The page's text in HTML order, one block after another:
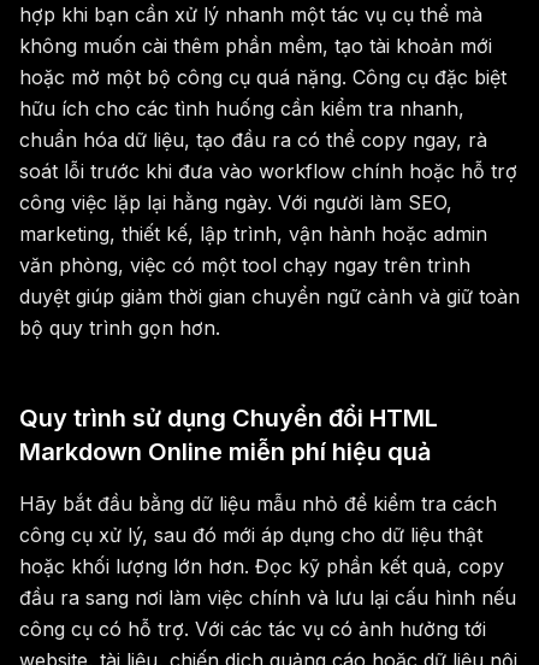
hợp khi bạn cần xử lý nhanh một tác vụ cụ thể mà
không muốn cài thêm phần mềm, tạo tài khoản mới
hoặc mở một bộ công cụ quá nặng. Công cụ đặc biệt
hữu ích cho các tình huống cần kiểm tra nhanh,
chuẩn hóa dữ liệu, tạo đầu ra có thể copy ngay, rà
soát lỗi trước khi đưa vào workflow chính hoặc hỗ trợ
công việc lặp lại hằng ngày. Với người làm SEO,
marketing, thiết kế, lập trình, vận hành hoặc admin
văn phòng, việc có một tool chạy ngay trên trình
duyệt giúp giảm thời gian chuyển ngữ cảnh và giữ toàn
bộ quy trình gọn hơn.
Quy trình sử dụng Chuyển đổi HTML
Markdown Online miễn phí hiệu quả
Hãy bắt đầu bằng dữ liệu mẫu nhỏ để kiểm tra cách
công cụ xử lý, sau đó mới áp dụng cho dữ liệu thật
hoặc khối lượng lớn hơn. Đọc kỹ phần kết quả, copy
đầu ra sang nơi làm việc chính và lưu lại cấu hình nếu
công cụ có hỗ trợ. Với các tác vụ có ảnh hưởng tới
website, tài liệu, chiến dịch quảng cáo hoặc dữ liệu nội